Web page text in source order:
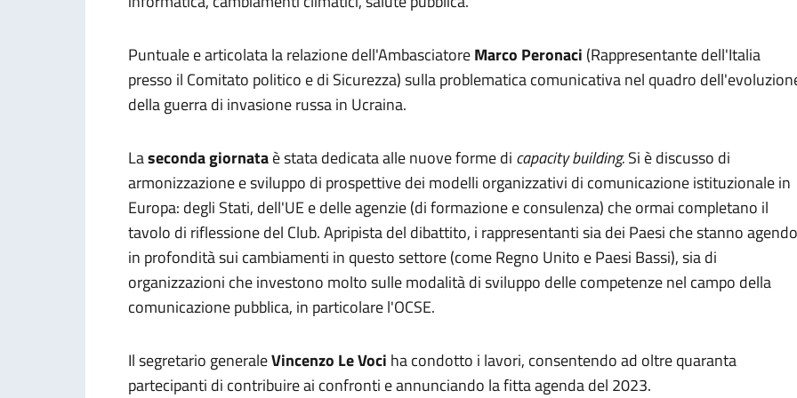
Puntuale e articolata la relazione dell'AmbasciatoreMarco Peronaci (Rappresentante dell'Italia
presso il Comitato politico e di Sicurezza) sulla problematica comunicativa nel quadro
della guerra di invasione russa in Ucraina.
Laseconda giornataè stata dedicata alle nuove forme di capacity building.Si è discusso di
armonizzazione e sviluppo di prospettive dei modelli organizzativi di comunicazione istituzionale in
Europa: degli Stati, dell'UE e delle agenzie (di formazione e consulenza) che ormai completano il
tavolo di riflessione del Club. Apripista del dibattito, i rappresentanti sia dei Paesi che stanno agendo
in profondità sui cambiamenti in questo settore (come Regno Unito e Paesi Bassi), sia di
organizzazioni che investono molto sulle modalità di sviluppo delle competenze nel campo della
comunicazione pubblica, in particolare l'OCSE.
Il segretario generaleVincenzo Le Voci ha condotto i lavori, consentendo ad oltre quaranta
partecipanti di contribuire ai confronti e annunciando la fitta agenda del 2023.